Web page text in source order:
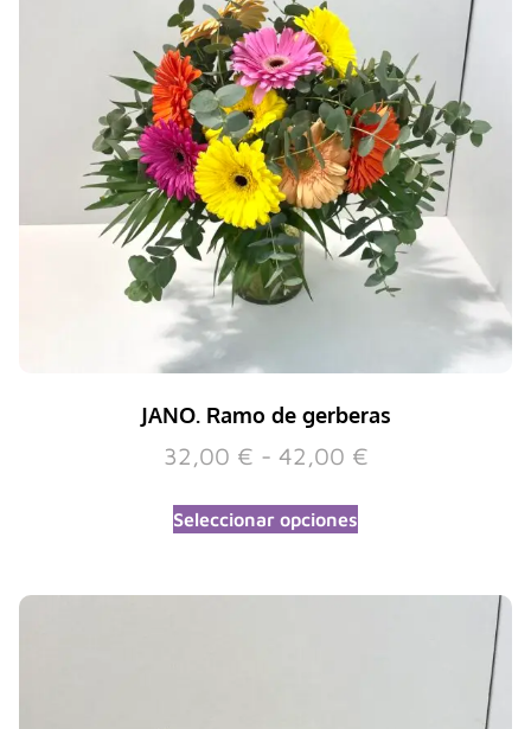
JANO. Ramo de gerberas
32,00 € - 42,00 €
Seleccionar opciones